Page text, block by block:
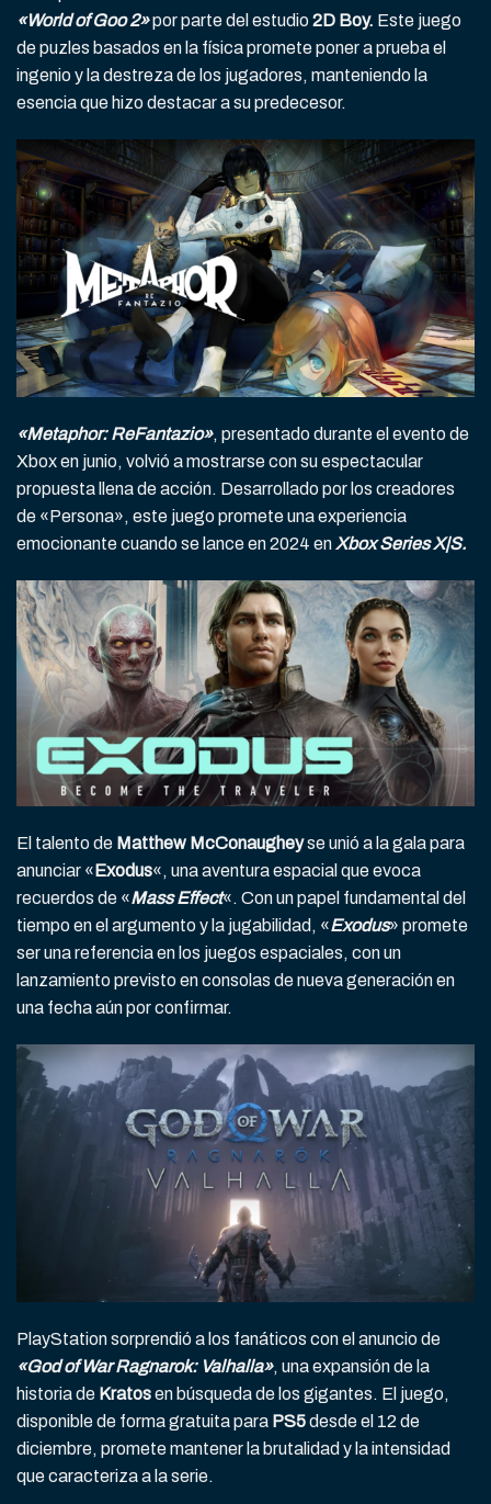
«World of Goo 2»por parte del estudio2D Boy. Este juego
de puzles basados en la física promete poner a prueba el
ingenio y la destreza de los jugadores, manteniendo la
esencia que hizo destacar a su predecesor.
«Metaphor: ReFantazio», presentado durante el evento de
Xbox en junio, volvió a mostrarse con su espectacular
propuesta llena de acción. Desarrollado por los creadores
de «Persona», este juego promete una experiencia
emocionante cuando se lance en 2024 en Xbox Series X|S.
El talento de Matthew McConaugheyse unió a la gala para
anunciar «Exodus«, una aventura espacial que evoca
recuerdos de «Mass Effect«. Con un papel fundamental del
tiempo en el argumento y la jugabilidad, «Exodus» promete
ser una referencia en los juegos espaciales, con un
lanzamiento previsto en consolas de nueva generación en
una fecha aún por confirmar.
PlayStation sorprendió a los fanáticos con el anuncio de
«God of War Ragnarok: Valhalla», una expansión de la
historia de Kratosen búsqueda de los gigantes. El juego,
disponible de forma gratuita para PS5desde el 12 de
diciembre, promete mantener la brutalidad y la intensidad
que caracteriza a la serie.